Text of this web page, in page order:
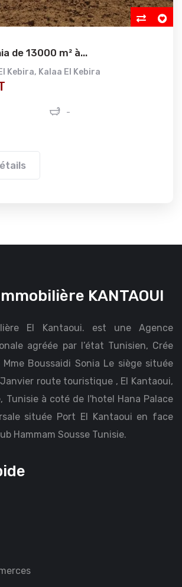
de 13000 m² à...
Kebira, Kalaa El Kebira
-
KANTAOUI
El Kantaoui. est une Agence
agréée par l’état Tunisien, Crée
Boussaidi Sonia Le siège située
route touristique , El Kantaoui,
Tunisie à coté de l'hotel Hana Palace
située Port El Kantaoui en face
Hammam Sousse Tunisie.